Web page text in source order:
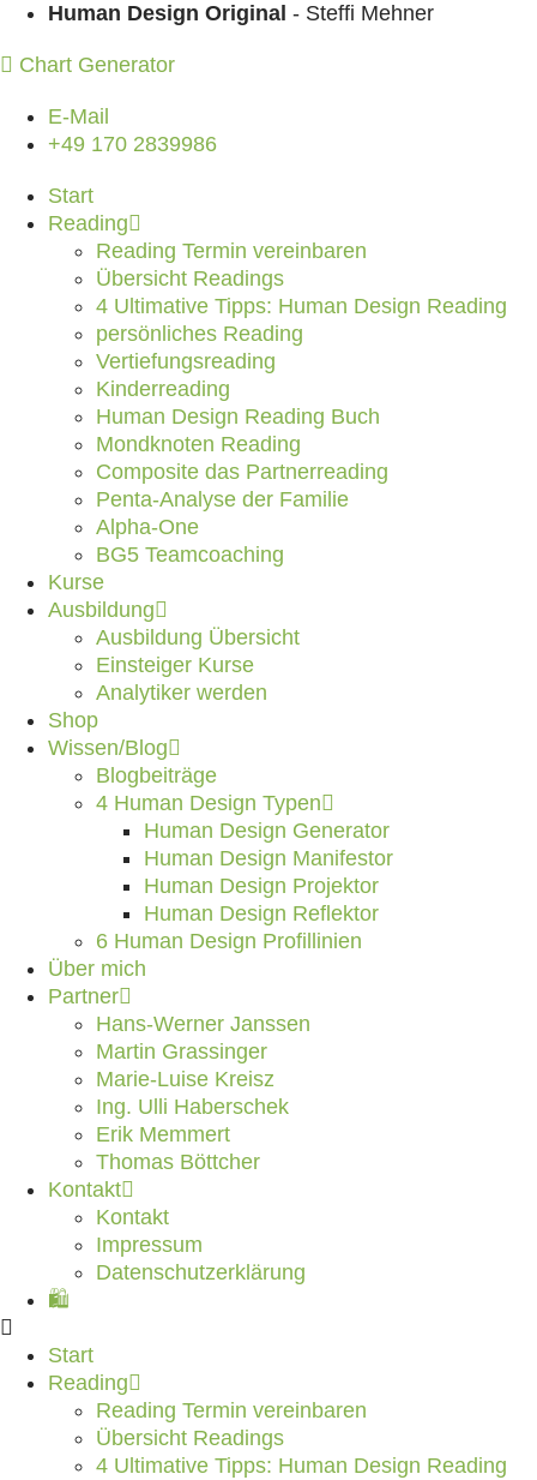
Human Design Original - Steffi Mehner
Chart Generator
E-Mail
+49 170 2839986
Start
Reading
Reading Termin vereinbaren
Übersicht Readings
4 Ultimative Tipps: Human Design Reading
persönliches Reading
Vertiefungsreading
Kinderreading
Human Design Reading Buch
Mondknoten Reading
Composite das Partnerreading
Penta-Analyse der Familie
Alpha-One
BG5 Teamcoaching
Kurse
Ausbildung
Ausbildung Übersicht
Einsteiger Kurse
Analytiker werden
Shop
Wissen/Blog
Blogbeiträge
4 Human Design Typen
Human Design Generator
Human Design Manifestor
Human Design Projektor
Human Design Reflektor
6 Human Design Profillinien
Über mich
Partner
Hans-Werner Janssen
Martin Grassinger
Marie-Luise Kreisz
Ing. Ulli Haberschek
Erik Memmert
Thomas Böttcher
Kontakt
Kontakt
Impressum
Datenschutzerklärung
🛍️
Start
Reading
Reading Termin vereinbaren
Übersicht Readings
4 Ultimative Tipps: Human Design Reading